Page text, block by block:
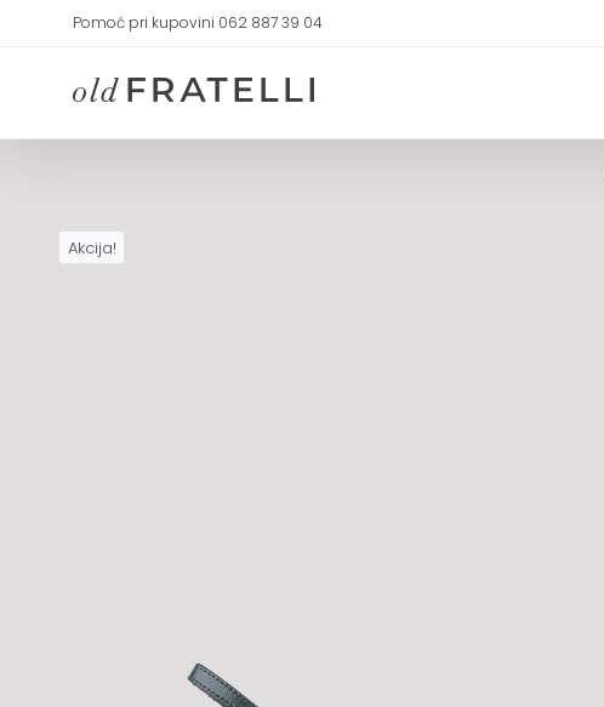
Pomoć pri kupovini 062 887 39 04
Akcija!